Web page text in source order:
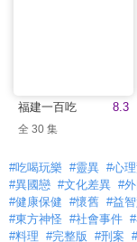
8.3
福建一百吃
全 30 集
#吃喝玩樂 #靈異 #心
#異國戀 #文化差異 #
#健康保健 #懷舊 #益
#東方神怪 #社會事件
#料理 #完整版 #刑案